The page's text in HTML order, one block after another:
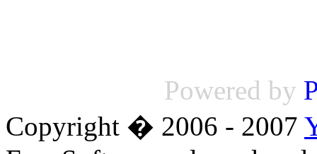
Powered by
Copyright � 2006 - 2007